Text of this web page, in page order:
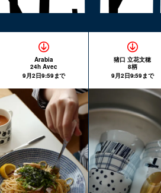
Arabia
24h Avec
9月2日9:59まで
猪口 立花文穂
8柄
9月2日9:59まで